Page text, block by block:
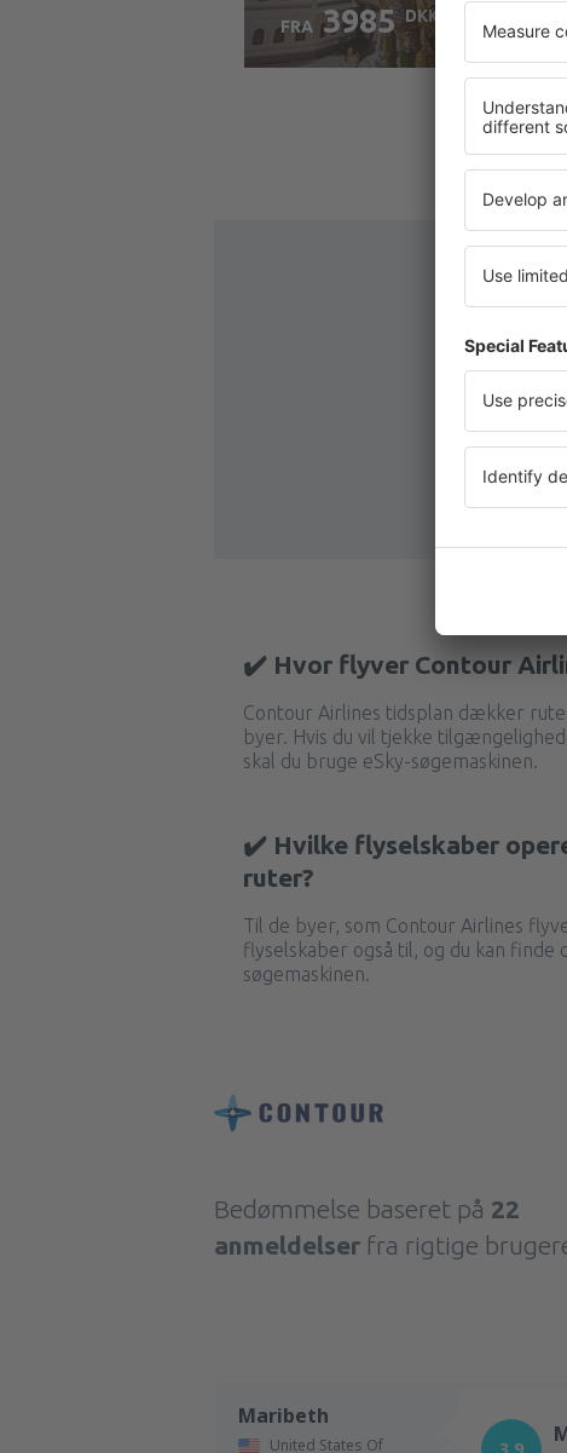
Kontrollér oplysninger
FRA 3985 DKK
✔️ Hvor flyver Contour
Contour Airlines tidsplan dækker
byer. Hvis du vil tjekke
skal du bruge eSky-søgemaskinen.
✔️ Hvilke flyselskaber
ruter?
Til de byer, som Contour Airlines
flyselskaber også til, og du kan finde
søgemaskinen.
Bedømmelse baseret på 22
anmeldelser fra rigtige
Maribeth
United States Of